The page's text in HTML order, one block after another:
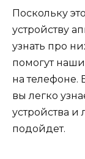
Поскольку
устройству
узнать про
помогут
на телефоне.
вы легко
устройства и
подойдет.